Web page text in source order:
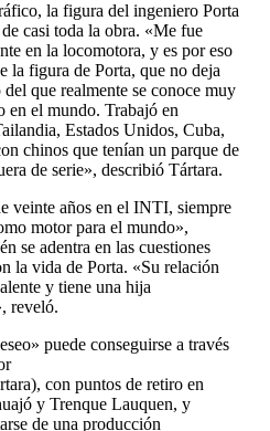
la figura del ingeniero Porta
casi toda la obra. «Me fue
en la locomotora, y es por eso
la figura de Porta, que no deja
que realmente se conoce muy
en el mundo. Trabajó en
Estados Unidos, Cuba,
chinos que tenían un parque de
de serie», describió Tártara.
veinte años en el INTI, siempre
motor para el mundo»,
se adentra en las cuestiones
la vida de Porta. «Su relación
y tiene una hija
reveló.
puede conseguirse a través
con puntos de retiro en
y Trenque Lauquen, y
de una producción